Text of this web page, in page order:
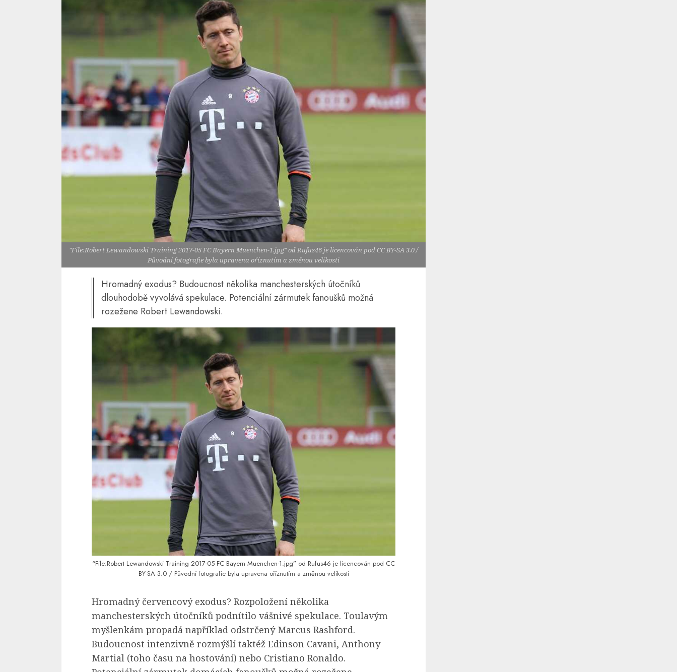
"File:Robert Lewandowski Training 2017-05 FC Bayern Muenchen-1.jpg" od Rufus46 je licencován pod CC BY-SA 3.0 /
Původní fotografie byla upravena oříznutím a změnou velikosti
Hromadný exodus? Budoucnost několika manchesterských útočníků
dlouhodobě vyvolává spekulace. Potenciální zármutek fanoušků možná
rozežene Robert Lewandowski.
“File:Robert Lewandowski Training 2017-05 FC Bayern Muenchen-1.jpg” od Rufus46 je licencován pod CC
BY-SA 3.0/ Původní fotografie byla upravena oříznutím a změnou velikosti
Hromadný červencový exodus? Rozpoložení několika
manchesterských útočníků podnítilo vášnivé spekulace. Toulavým
myšlenkám propadá například odstrčený Marcus Rashford.
Budoucnost intenzivně rozmýšlí taktéž Edinson Cavani, Anthony
Martial (toho času na hostování) nebo Cristiano Ronaldo.